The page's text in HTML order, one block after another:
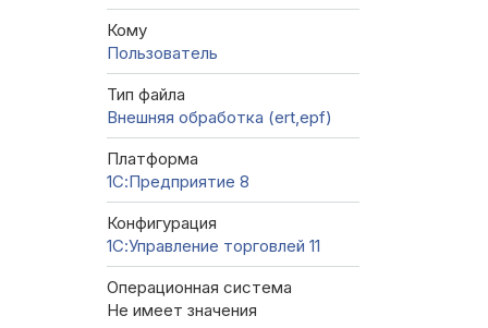
Кому
Пользователь
Тип файла
Внешняя обработка (ert,epf)
Платформа
1С:Предприятие 8
Конфигурация
1С:Управление торговлей 11
Операционная система
Не имеет значения